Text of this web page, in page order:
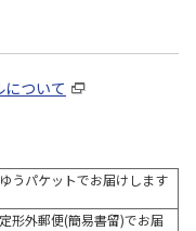
ついて
ゆうパケットでお届けします
定形外郵便(簡易書留)でお届